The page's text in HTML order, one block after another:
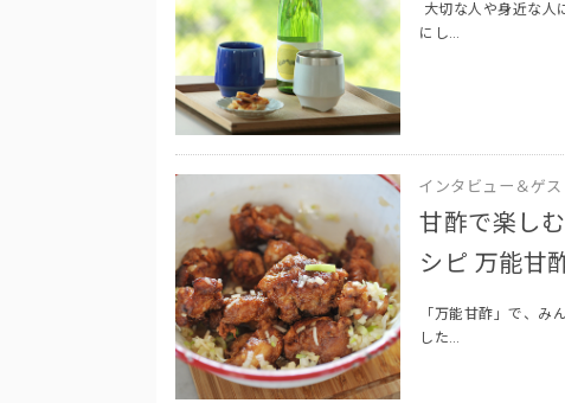
大切な人や身近な人
にし…
甘酢で楽し
シピ 万能甘
「万能甘酢」で、み
した…
インタビュー＆ゲ